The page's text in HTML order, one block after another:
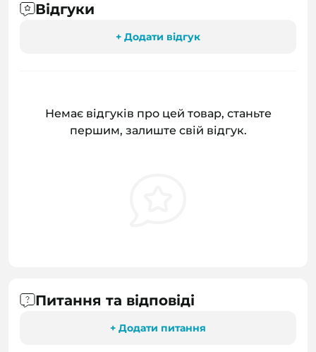
Відгуки
+ Додати відгук
Немає відгуків про цей товар, станьте
першим, залиште свій відгук.
Питання та відповіді
+ Додати питання